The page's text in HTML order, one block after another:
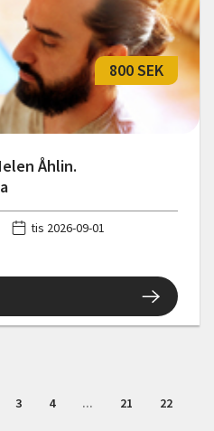
Åhlin.
800 SEK
tis 2026-09-01
3 4 ... 21 22